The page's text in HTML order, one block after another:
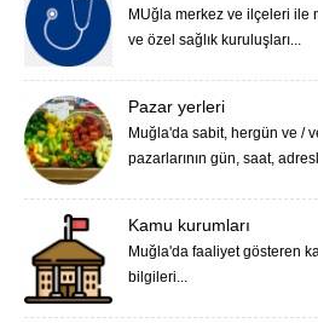
MUğla merkez ve ilçeleri ile
ve özel sağlık kuruluşları...
Pazar yerleri
Muğla'da sabit, hergün ve /
pazarlarının gün, saat,
Kamu kurumları
Muğla'da faaliyet gösteren
bilgileri...